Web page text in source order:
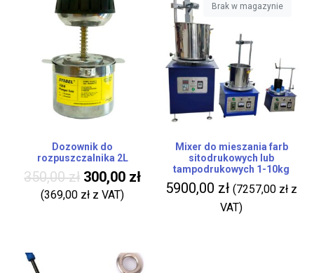
Dozownik do
rozpuszczalnika 2L
350,00zł 300,00 zł
(369,00 zł z VAT)
Brak w magazynie
Mixer do mieszania farb
sitodrukowych lub
tampodrukowych 1-10kg
5900,00 zł (7257,00 zł z
VAT)